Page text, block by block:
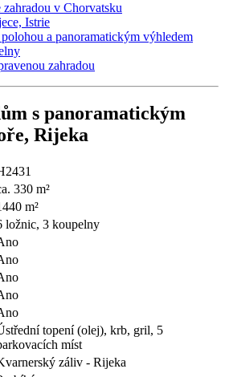
s panoramatickým
Rijeka
330 m²
m²
ložnic, 3 koupelny
topení (olej), krb, gril, 5
míst
záliv - Rijeka